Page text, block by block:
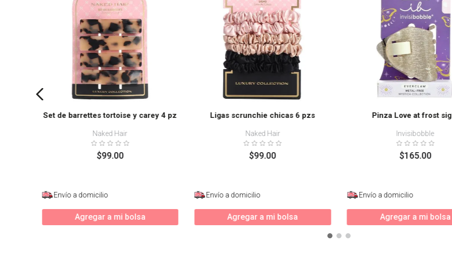
Set de barrettes tortoise y carey 4 pz
Naked Hair
$99.00
Envío a domicilio
Agregar a mi bolsa
Ligas scrunchie chicas 6 pzs
Naked Hair
$99.00
Envío a domicilio
Agregar a mi bolsa
Pinza Love at frost
Invisibobble
$165.00
Envío a domicilio
Agregar a mi bolsa